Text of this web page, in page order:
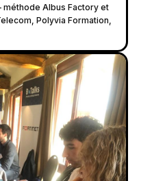
Albus Factory et
Polyvia Formation,